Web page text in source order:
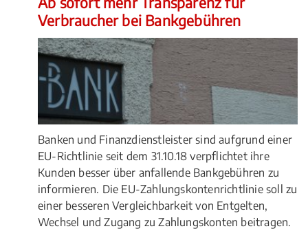
Verbraucher bei Bankgebühren
Banken und Finanzdienstleister sind aufgrund einer
EU-Richtlinie seit dem 31.10.18 verpflichtet ihre
Kunden besser über anfallende Bankgebühren zu
informieren. Die EU-Zahlungskontenrichtlinie soll zu
einer besseren Vergleichbarkeit von Entgelten,
Wechsel und Zugang zu Zahlungskonten beitragen.